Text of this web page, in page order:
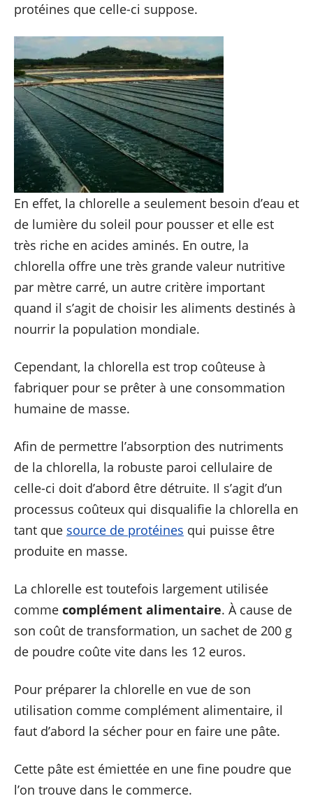
protéines que celle-ci suppose.
En effet, la chlorelle a seulement besoin d’eau et
de lumière du soleil pour pousser et elle est
très riche en acides aminés. En outre, la
chlorella offre une très grande valeur nutritive
par mètre carré, un autre critère important
quand il s’agit de choisir les aliments destinés à
nourrir la population mondiale.
Cependant, la chlorella est trop coûteuse à
fabriquer pour se prêter à une consommation
humaine de masse.
Afin de permettre l’absorption des nutriments
de la chlorella, la robuste paroi cellulaire de
celle-ci doit d’abord être détruite. Il s’agit d’un
processus coûteux qui disqualifie la chlorella en
tant que source de protéines qui puisse être
produite en masse.
La chlorelle est toutefois largement utilisée
comme complément alimentaire. À cause de
son coût de transformation, un sachet de 200 g
de poudre coûte vite dans les 12 euros.
Pour préparer la chlorelle en vue de son
utilisation comme complément alimentaire, il
faut d’abord la sécher pour en faire une pâte.
Cette pâte est émiettée en une fine poudre que
l’on trouve dans le commerce.